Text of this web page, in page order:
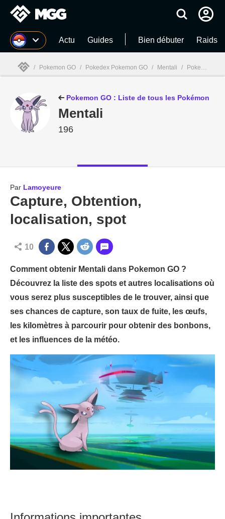
MGG Actu Guides Bien débuter Raids
MGG
/ Pokemon GO / Pokedex Pokemon GO / Mentali / Pokedex Pokemon GO : Mentali - Comment l'obtenir ?
Pokemon GO : Liste de tous les Pokémon
Mentali
196
Par Lamoyeure
Capture, Obtention,
localisation, spot
10
Comment obtenir Mentali dans Pokemon GO ?
Découvrez la liste des spots et autres localisations où
vous serez plus susceptibles de le trouver, ainsi que
ses chances de capture, son taux de fuite, les œufs,
les kilomètres à parcourir pour obtenir des bonbons,
et les influences de la météo.